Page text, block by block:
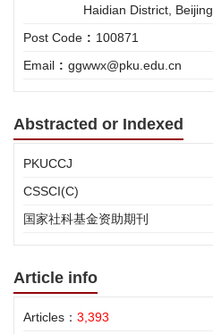
Haidian District, Beijing
Post Code : 100871
Email : ggwwx@pku.edu.cn
Abstracted or Indexed
PKUCCJ
CSSCI(C)
国家社科基金资助期刊
Article info
Articles： 3,393